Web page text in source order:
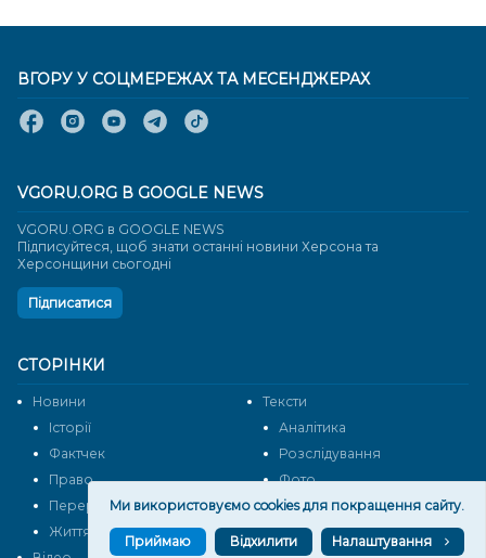
СТОРІНКИ
Новини
Тексти
Історії
Аналітика
Фактчек
Розслідування
Право
Фото
Перерва на каву
Промо
Життя
Блоги
ВГОРУ У СОЦМЕРЕЖАХ ТА МЕСЕНДЖЕРАХ
VGORU.ORG В GOOGLE NEWS
VGORU.ORG в GOOGLE NEWS
Підписуйтеся, щоб знати останні новини Херсона та
Херсонщини сьогодні
Підписатися
Ми використовуємо cookies для покращення сайту.
Приймаю Відхилити Налаштування